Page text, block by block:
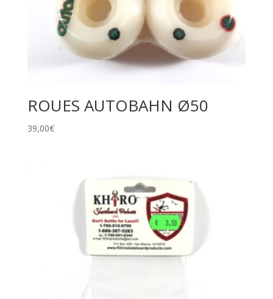
ROUES AUTOBAHN Ø50
39,00€